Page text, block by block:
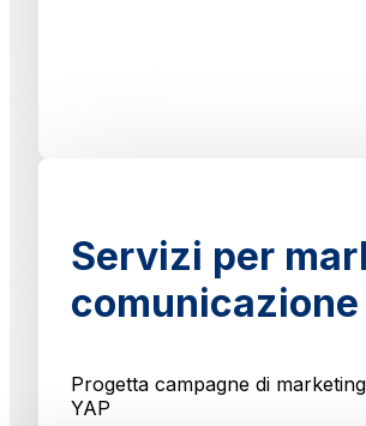
Servizi per
comunicazione
Progetta campagne di
YAP